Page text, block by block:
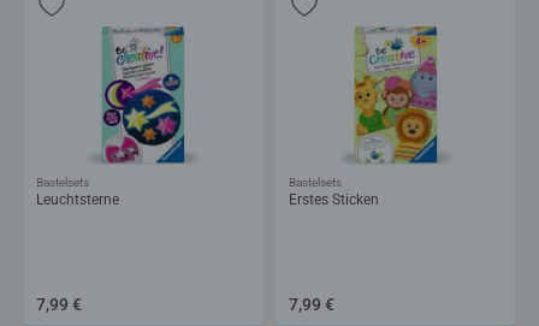
Leuchtsterne
Bastelsets
7,99 €
Erstes Sticken
Bastelsets
7,99 €